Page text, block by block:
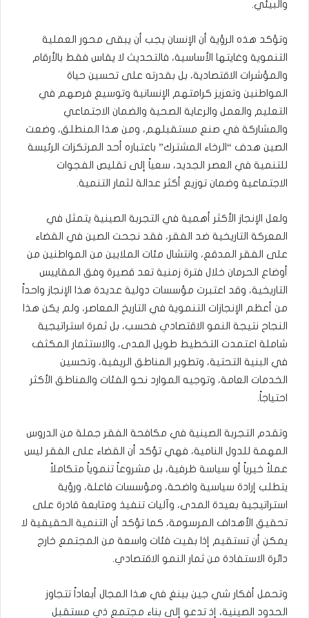
والبيئي.
وتؤكد هذه الرؤية أن الإنسان يجب أن يبقى محور العملية
التنموية وغايتها الأساسية، فالتحديث لا يقاس فقط بالأرقام
والمؤشرات الاقتصادية، بل بقدرته على تحسين حياة
المواطنين وتعزيز كرامتهم الإنسانية وتوسيع فرصهم في
التعليم والعمل والرعاية الصحية والضمان الاجتماعي
والمشاركة في صنع مستقبلهم، ومن هذا المنطلق، وضعت
الصين هدف “الرخاء المشترك” باعتباره أحد المرتكزات الرئيسة
للتنمية في العصر الجديد، سعياً إلى تقليص الفجوات
الاجتماعية وضمان توزيع أكثر عدالة لثمار التنمية.
ولعل الإنجاز الأكثر أهمية في التجربة الصينية يتمثل في
المعركة التاريخية ضد الفقر، فقد نجحت الصين في القضاء
على الفقر المدقع، وانتشال مئات الملايين من المواطنين من
أوضاع الحرمان خلال فترة زمنية تعد قصيرة وفق المقاييس
التاريخية، وقد اعتبرت مؤسسات دولية عديدة هذا الإنجاز واحداً
من أعظم الإنجازات التنموية في التاريخ المعاصر، ولم يكن هذا
النجاح نتيجة النمو الاقتصادي فحسب، بل ثمرة استراتيجية
شاملة اعتمدت التخطيط طويل المدى، والاستثمار المكثف
في البنية التحتية، وتطوير المناطق الريفية، وتحسين
الخدمات العامة، وتوجيه الموارد نحو الفئات والمناطق الأكثر
احتياجاً.
وتقدم التجربة الصينية في مكافحة الفقر جملة من الدروس
المهمة للدول النامية، فهي تؤكد أن القضاء على الفقر ليس
عملاً خيرياً أو سياسة ظرفية، بل مشروعاً تنموياً متكاملاً
يتطلب إرادة سياسية واضحة، ومؤسسات فاعلة، ورؤية
استراتيجية بعيدة المدى، وآليات تنفيذ ومتابعة قادرة على
تحقيق الأهداف المرسومة، كما تؤكد أن التنمية الحقيقية لا
يمكن أن تستقيم إذا بقيت فئات واسعة من المجتمع خارج
دائرة الاستفادة من ثمار النمو الاقتصادي.
وتحمل أفكار شي جين بينغ في هذا المجال أبعاداً تتجاوز
الحدود الصينية، إذ تدعو إلى بناء مجتمع ذي مستقبل